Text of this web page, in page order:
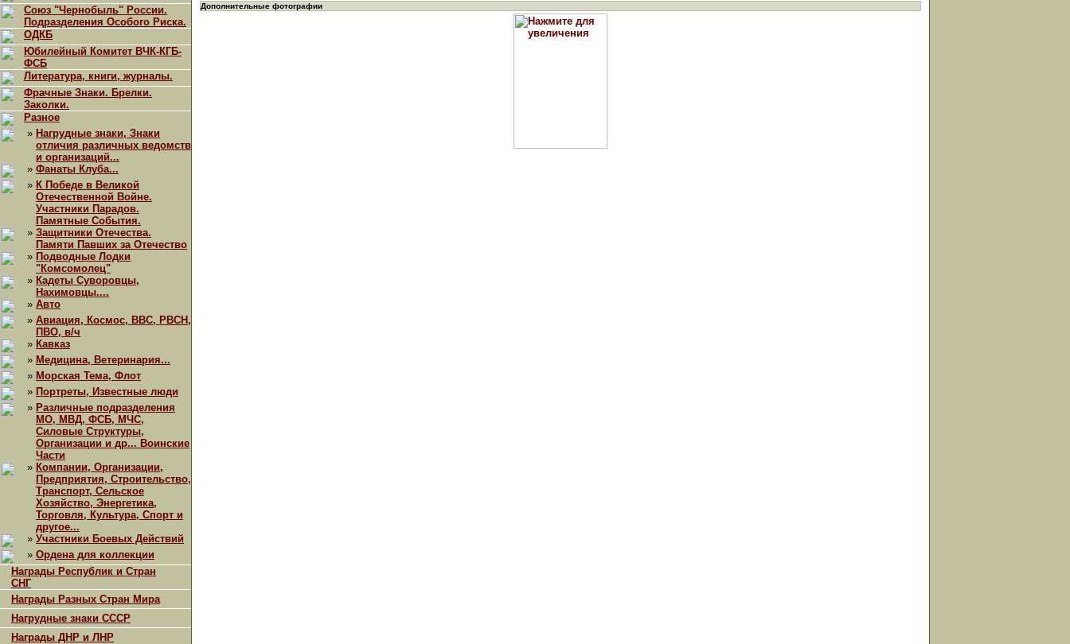
Союз "Чернобыль" России.
Подразделения Особого Риска.
ОДКБ
Юбилейный Комитет ВЧК-КГБ-
ФСБ
Литература, книги, журналы.
Фрачные Знаки. Брелки.
Заколки.
Разное
» Нагрудные знаки, Знаки
отличия различных ведомств
и организаций...
» Фанаты Клуба...
» К Победе в Великой
Отечественной Войне.
Участники Парадов.
Памятные События.
» Защитники Отечества.
Памяти Павших за Отечество
» Подводные Лодки
"Комсомолец"
» Кадеты Суворовцы,
Нахимовцы....
» Авто
» Авиация, Космос, ВВС, РВСН,
ПВО, в/ч
» Кавказ
» Медицина, Ветеринария...
» Морская Тема, Флот
» Портреты, Известные люди
» Различные подразделения
МО, МВД, ФСБ, МЧС,
Силовые Структуры,
Организации и др... Воинские
Части
» Компании, Организации,
Предприятия, Строительство,
Транспорт, Сельское
Хозяйство, Энергетика,
Торговля, Культура, Спорт и
другое...
» Участники Боевых Действий
» Ордена для коллекции
Награды Республик и Стран
СНГ
Награды Разных Стран Мира
Нагрудные знаки СССР
Награды ДНР и ЛНР
Дополнительные фотографии